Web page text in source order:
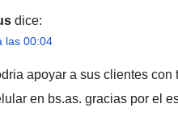
dice:
las 00:04
apoyar a sus clientes
en bs.as. gracias por el